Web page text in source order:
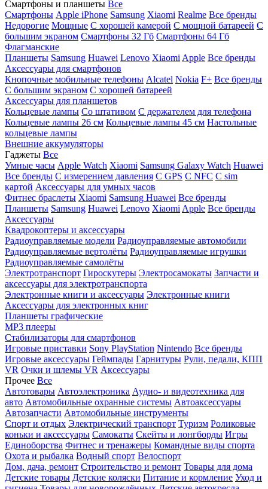
Смартфоны и планшеты Все
Смартфоны Apple iPhone Samsung Xiaomi Realme Все бренды
Недорогие Мощные С хорошей камерой С мощной батареей С
большим экраном Смартфоны 32 Гб Смартфоны 64 Гб
Флагманские
Планшеты Samsung Huawei Lenovo Xiaomi Apple Все бренды
Аксессуары для смартфонов
Кнопочные мобильные телефоны Alcatel Nokia F+ Все бренды
С большим экраном С хорошей батареей
Аксессуары для планшетов
Кольцевые лампы Со штативом C держателем для телефона
Кольцевые лампы 26 см Кольцевые лампы 45 см Настольные
кольцевые лампы
Внешние аккумуляторы
Гаджеты Все
Умные часы Apple Watch Xiaomi Samsung Galaxy Watch Huawei
Все бренды C измерением давления C GPS C NFC C sim
картой Аксессуары для умных часов
Фитнес браслеты Xiaomi Samsung Huawei Все бренды
Планшеты Samsung Huawei Lenovo Xiaomi Apple Все бренды
Аксессуары
Квадрокоптеры и аксессуары
Радиоуправляемые модели Радиоуправляемые автомобили
Радиоуправляемые вертолёты Радиоуправляемые игрушки
Радиоуправляемые самолёты
Электротранспорт Гироскутеры Электросамокаты Запчасти и
аксессуары для электротранспорта
Электронные книги и аксессуары Электронные книги
Аксессуары для электронных книг
Планшеты графические
MP3 плееры
Стабилизаторы для смартфонов
Игровые приставки Sony PlayStation Nintendo Все бренды
Игровые аксессуары Геймпады Гарнитуры Рули, педали, КПП
VR Очки и шлемы VR Аксессуары
Прочее Все
Автотовары Автоэлектроника Аудио- и видеотехника для
авто Автомобильные охранные системы Автоаксессуары
Автозапчасти Автомобильные инструменты
Спорт и отдых Электрический транспорт Туризм Роликовые
коньки и аксессуары Самокаты Скейты и лонгборды Игры
Единоборства Фитнес и тренажеры Командные виды спорта
Охота и рыбалка Водный спорт Велоспорт
Дом, дача, ремонт Строительство и ремонт Товары для дома
Детские товары Детские коляски Питание и кормление Уход и